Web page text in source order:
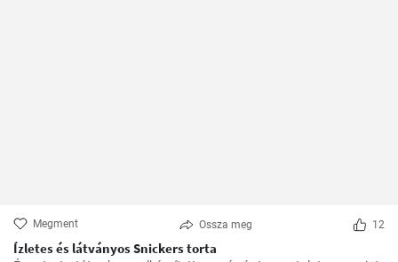
Megment Ossza meg 12
Ízletes és látványos Snickers torta